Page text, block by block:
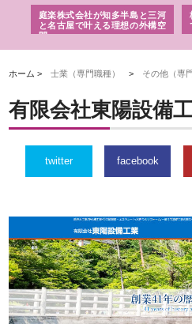
庭楽株式会社が知多半島と三河
と名古屋で叶える理想の外構空
間
ホーム >士業（専門職種） > その他（専
有限会社東陽設備
twitter facebook